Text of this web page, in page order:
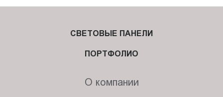
СВЕТОВЫЕ ПАНЕЛИ
ПОРТФОЛИО
О компании